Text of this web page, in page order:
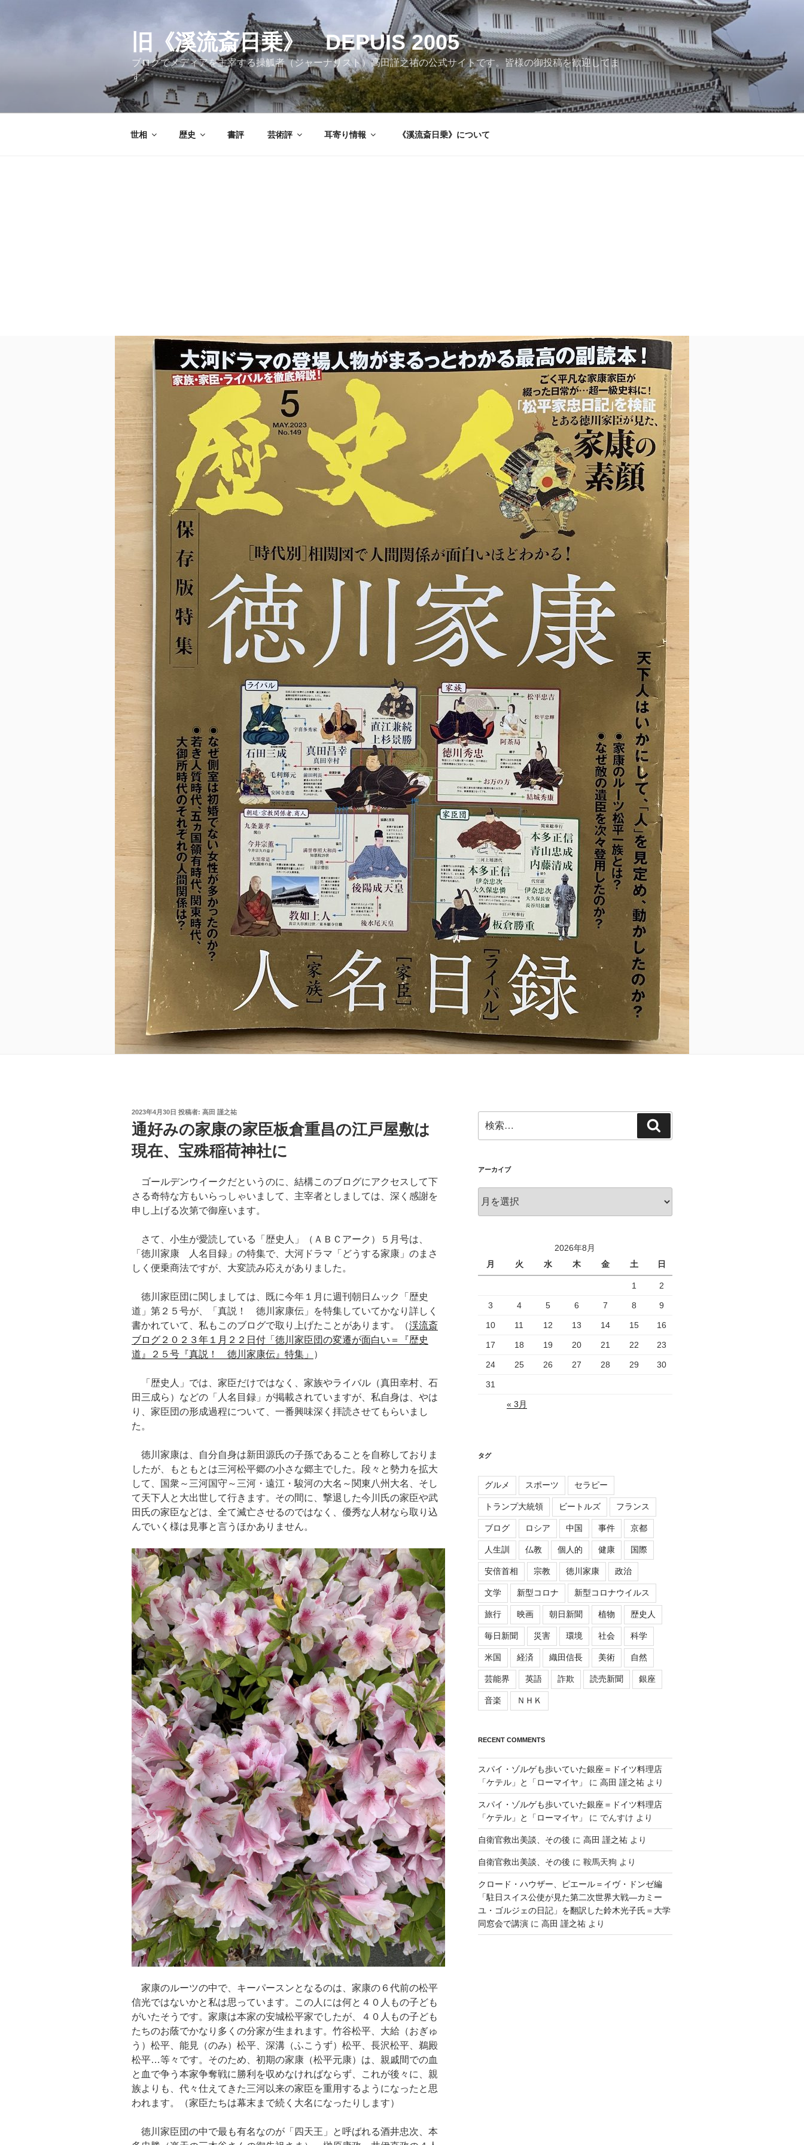
旧《溪流斎日乗》 DEPUIS 2005
ブログでメディアを主宰する操觚者（ジャーナリスト）高田謹之祐の公式サイトです。皆様の御投稿を歓迎してま
す。
世相 歴史 書評 芸術評 耳寄り情報 《溪流斎日乗》について
投
稿
日:
2023年4月30日 投稿者: 高田 謹之祐
通好みの家康の家臣板倉重昌の江戸屋敷は
現在、宝殊稲荷神社に
ゴールデンウイークだというのに、結構このブログにアクセスして下
さる奇特な方もいらっしゃいまして、主宰者としましては、深く感謝を
申し上げる次第で御座います。
さて、小生が愛読している「歴史人」（ＡＢＣアーク）５月号は、
「徳川家康 人名目録」の特集で、大河ドラマ「どうする家康」のまさ
しく便乗商法ですが、大変読み応えがありました。
徳川家臣団に関しましては、既に今年１月に週刊朝日ムック「歴史
道」第２５号が、「真説！ 徳川家康伝」を特集していてかなり詳しく
書かれていて、私もこのブログで取り上げたことがあります。（渓流斎
ブログ２０２３年１月２２日付「徳川家臣団の変遷が面白い＝『歴史
道』２５号『真説！ 徳川家康伝』特集」
）
「歴史人」では、家臣だけではなく、家族やライバル（真田幸村、石
田三成ら）などの「人名目録」が掲載されていますが、私自身は、やは
り、家臣団の形成過程について、一番興味深く拝読させてもらいまし
た。
徳川家康は、自分自身は新田源氏の子孫であることを自称しておりま
したが、もともとは三河松平郷の小さな郷主でした。段々と勢力を拡大
して、国衆～三河国守～三河・遠江・駿河の大名～関東八州大名、そし
て天下人と大出世して行きます。その間に、撃退した今川氏の家臣や武
田氏の家臣などは、全て滅亡させるのではなく、優秀な人材なら取り込
んでいく様は見事と言うほかありません。
家康のルーツの中で、キーパースンとなるのは、家康の６代前の松平
信光ではないかと私は思っています。この人には何と４０人もの子ども
がいたそうです。家康は本家の安城松平家でしたが、４０人もの子ども
たちのお蔭でかなり多くの分家が生まれます。竹谷松平、大給（おぎゅ
う）松平、能見（のみ）松平、深溝（ふこうず）松平、長沢松平、鵜殿
松平…等々です。そのため、初期の家康（松平元康）は、親戚間での血
と血で争う本家争奪戦に勝利を収めなければならず、これが後々に、親
族よりも、代々仕えてきた三河以来の家臣を重用するようになったと思
われます。（家臣たちは幕末まで続く大名になったりします）
徳川家臣団の中で最も有名なのが「四天王」と呼ばれる酒井忠次、本
索:
索
アーカイブ
ー
2026年8月
月
火 水 木 金 土 日
1 2
3 4 5 6 7 8 9
10 11 12 13 14 15 16
17 18 19 20 21 22 23
24 25 26 27 28 29 30
31
« 3月
タグ
グルメ スポーツ セラピー
トランプ大統領 ビートルズ フランス
ブログ ロシア 中国 事件 京都
人生訓 仏教 個人的 健康 国際
安倍首相 宗教 徳川家康 政治
文学 新型コロナ 新型コロナウイルス
旅行 映画 朝日新聞 植物 歴史人
毎日新聞 災害 環境 社会 科学
米国 経済 織田信長 美術 自然
芸能界 英語 詐欺 読売新聞 銀座
音楽 ＮＨＫ
RECENT COMMENTS
スパイ・ゾルゲも歩いていた銀座＝ドイツ料理店
「ケテル」と「ローマイヤ」
に 高田 謹之祐より
スパイ・ゾルゲも歩いていた銀座＝ドイツ料理店
「ケテル」と「ローマイヤ」
に でんすけ より
自衛官救出美談、その後 に 高田 謹之祐より
自衛官救出美談、その後 に 鞍馬天狗 より
クロード・ハウザー、ピエール＝イヴ・ドンゼ編
「駐日スイス公使が見た第二次世界大戦―カミー
ユ・ゴルジェの日記」を翻訳した鈴木光子氏＝大学
同窓会で講演に 高田 謹之祐より